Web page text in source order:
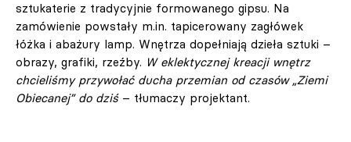
sztukaterie z tradycyjnie formowanego gipsu. Na
zamówienie powstały m.in. tapicerowany zagłówek
łóżka i abażury lamp. Wnętrza dopełniają dzieła sztuki –
obrazy, grafiki, rzeźby. W eklektycznej kreacji wnętrz
chcieliśmy przywołać ducha przemian od czasów „Ziemi
Obiecanej” do dziś– tłumaczy projektant.